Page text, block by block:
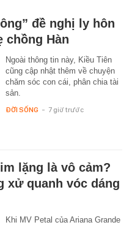
đề nghị ly hôn
chồng Hàn
Ngoài thông tin này, Kiều Tiên
cũng cập nhật thêm về chuyện
chăm sóc con cái, phân chia tài
sản.
ĐỜI SỐNG - 7 giờ trước
lặng là vô cảm?
xử quanh vóc dáng
Khi MV Petal của Ariana Grande